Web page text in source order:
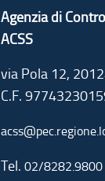
Agenzia di
ACSS
via Pola 12,
C.F.
Tel. 02/8282.9800